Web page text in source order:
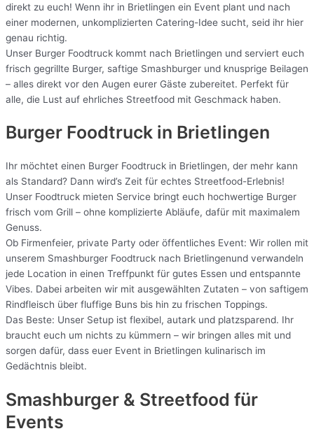
direkt zu euch! Wenn ihr in Brietlingen ein Event plant und nach
einer modernen, unkomplizierten Catering-Idee sucht, seid ihr hier
genau richtig.
Unser Burger Foodtruck kommt nach Brietlingen und serviert euch
frisch gegrillte Burger, saftige Smashburger und knusprige Beilagen
– alles direkt vor den Augen eurer Gäste zubereitet. Perfekt für
alle, die Lust auf ehrliches Streetfood mit Geschmack haben.
Burger Foodtruck in Brietlingen
Ihr möchtet einen Burger Foodtruck in Brietlingen, der mehr kann
als Standard? Dann wird’s Zeit für echtes Streetfood-Erlebnis!
Unser Foodtruck mieten Service bringt euch hochwertige Burger
frisch vom Grill – ohne komplizierte Abläufe, dafür mit maximalem
Genuss.
Ob Firmenfeier, private Party oder öffentliches Event: Wir rollen mit
unserem Smashburger Foodtruck nach Brietlingenund verwandeln
jede Location in einen Treffpunkt für gutes Essen und entspannte
Vibes. Dabei arbeiten wir mit ausgewählten Zutaten – von saftigem
Rindfleisch über fluffige Buns bis hin zu frischen Toppings.
Das Beste: Unser Setup ist flexibel, autark und platzsparend. Ihr
braucht euch um nichts zu kümmern – wir bringen alles mit und
sorgen dafür, dass euer Event in Brietlingen kulinarisch im
Gedächtnis bleibt.
Smashburger & Streetfood für
Events